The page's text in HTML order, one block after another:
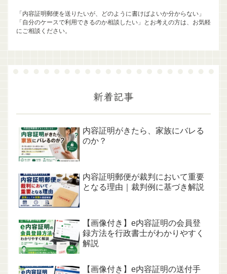
「内容証明郵便を送りたいが、どのように書けばよいか分からない」
「自分のケースで利用できるのか相談したい」とお考えの方は、お気軽
にご相談ください。
新着記事
内容証明がきたら、家族にバレる
のか？
内容証明郵便が裁判において重要
となる理由｜裁判例に基づき解説
【画像付き】e内容証明の会員登
録方法を行政書士がわかりやすく
解説
【画像付き】e内容証明の送付手